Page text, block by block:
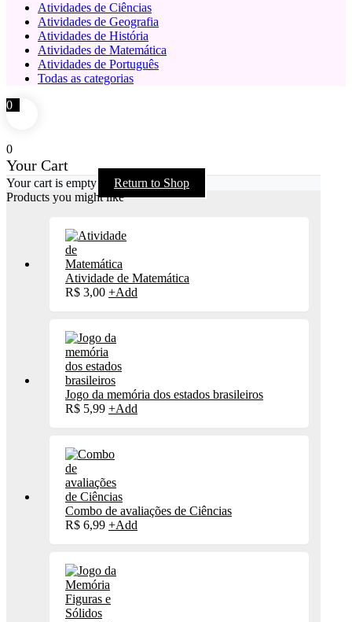
Atividades de Ciências
Atividades de Geografia
Atividades de História
Atividades de Matemática
Atividades de Português
Todas as categorias
0
0
Your Cart
Your cart is empty
Return to Shop
Products you might like
Atividade de Matemática
R$ 3,00 +Add
Jogo da memória dos estados brasileiros
R$ 5,99 +Add
Combo de avaliações de Ciências
R$ 6,99 +Add